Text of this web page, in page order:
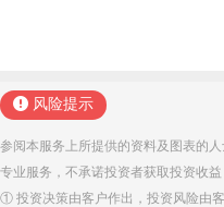
风险提示
参阅本服务上所提供的资料及图表的
专业服务，不承诺投资者获取投资收
① 投资决策由客户作出，投资风险由客